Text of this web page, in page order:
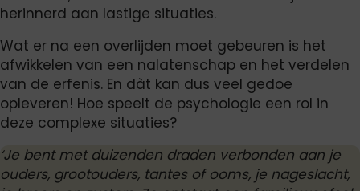
herinnerd aan lastige situaties.
Wat er na een overlijden moet gebeuren is het
afwikkelen van een nalatenschap en het verdelen
van de erfenis. En dàt kan dus veel gedoe
opleveren! Hoe speelt de psychologie een rol in
deze complexe situaties?
‘Je bent met duizenden draden verbonden aan je
ouders, grootouders, tantes of ooms, je nageslacht,